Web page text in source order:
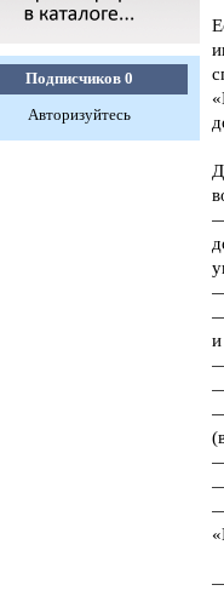
Подписчиков 0
Авторизуйтесь